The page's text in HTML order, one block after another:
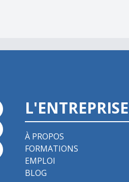
L'ENTREPRISE
À PROPOS
FORMATIONS
EMPLOI
BLOG